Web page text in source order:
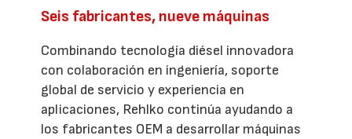
Seis fabricantes, nueve máquinas
Combinando tecnología diésel innovadora
con colaboración en ingeniería, soporte
global de servicio y experiencia en
aplicaciones, Rehlko continúa ayudando a
los fabricantes OEM a desarrollar máquinas